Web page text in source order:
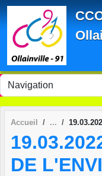
Accueil
DE
Panneau de gestion